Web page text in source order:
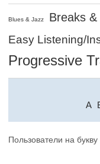
Blues & Jazz Breaks
Easy Listening/
Progressive
A
Пользователи на букву